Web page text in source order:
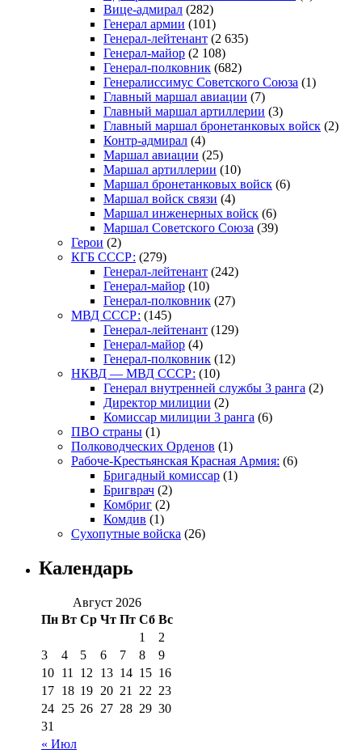
Вице-адмирал (282)
Генерал армии (101)
Генерал-лейтенант (2 635)
Генерал-майор (2 108)
Генерал-полковник (682)
Генералиссимус Советского Союза (1)
Главный маршал авиации (7)
Главный маршал артиллерии (3)
Главный маршал бронетанковых войск (2)
Контр-адмирал (4)
Маршал авиации (25)
Маршал артиллерии (10)
Маршал бронетанковых войск (6)
Маршал войск связи (4)
Маршал инженерных войск (6)
Маршал Советского Союза (39)
Герои (2)
КГБ СССР: (279)
Генерал-лейтенант (242)
Генерал-майор (10)
Генерал-полковник (27)
МВД СССР: (145)
Генерал-лейтенант (129)
Генерал-майор (4)
Генерал-полковник (12)
НКВД — МВД СССР: (10)
Генерал внутренней службы 3 ранга (2)
Директор милиции (2)
Комиссар милиции 3 ранга (6)
ПВО страны (1)
Полководческих Орденов (1)
Рабоче-Крестьянская Красная Армия: (6)
Бригадный комиссар (1)
Бригврач (2)
Комбриг (2)
Комдив (1)
Сухопутные войска (26)
Календарь
Август 2026
Пн Вт Ср Чт Пт Сб Вс
« Июл
1
2
3
4 5 6 7 8
9
10 11 12 13 14 15 16
17 18 19 20 21 22 23
24 25 26 27 28 29 30
31